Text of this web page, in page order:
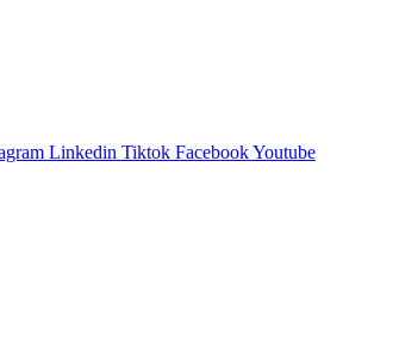
Linkedin Tiktok FacebookYoutube